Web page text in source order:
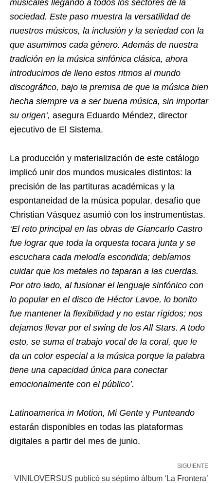
musicales llegando a todos los sectores de la
sociedad. Este paso muestra la versatilidad de
nuestros músicos, la inclusión y la seriedad con la
que asumimos cada género. Además de nuestra
tradición en la música sinfónica clásica, ahora
introducimos de lleno estos ritmos al mundo
discográfico, bajo la premisa de que la música bien
hecha siempre va a ser buena música, sin importar
su origen’, asegura Eduardo Méndez, director
ejecutivo de El Sistema.
La producción y materialización de este catálogo
implicó unir dos mundos musicales distintos: la
precisión de las partituras académicas y la
espontaneidad de la música popular, desafío que
Christian Vásquez asumió con los instrumentistas.
‘El reto principal en las obras de Giancarlo Castro
fue lograr que toda la orquesta tocara junta y se
escuchara cada melodía escondida; debíamos
cuidar que los metales no taparan a las cuerdas.
Por otro lado, al fusionar el lenguaje sinfónico con
lo popular en el disco de Héctor Lavoe, lo bonito
fue mantener la flexibilidad y no estar rígidos; nos
dejamos llevar por el swing de los All Stars. A todo
esto, se suma el trabajo vocal de la coral, que le
da un color especial a la música porque la palabra
tiene una capacidad única para conectar
emocionalmente con el público’.
Latinoamerica in Motion, Mi Gente y Punteando
estarán disponibles en todas las plataformas
digitales a partir del mes de junio.
SIGUIENTE
VINILOVERSUS publicó su séptimo álbum ‘La Frontera’